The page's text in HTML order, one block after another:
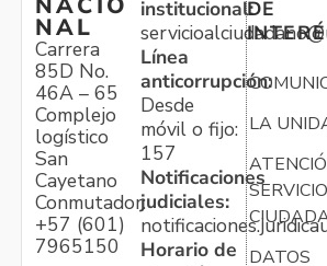
NAL
Carrera
85D No.
46A – 65
Complejo
logístico
San
Cayetano
Conmutador:
+57 (601)
7965150
institucional:
Línea
anticorrupción:
Desde
móvil o fijo:
157
Notificaciones
judiciales:
Horario de
DE
LA
DATOS